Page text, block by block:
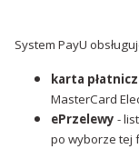
System PayU
karta
MasterCard
ePrzelewy -
po wyborze tej